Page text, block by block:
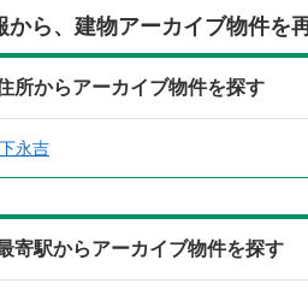
から、建物アーカイブ物件を
所からアーカイブ物件を探す
永吉
寄駅からアーカイブ物件を探す